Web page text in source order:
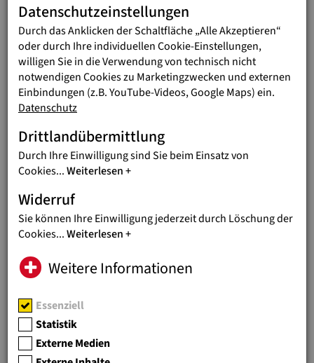
E-Mail-Adresse*
PLZ / Ort
Straße und Hausnummer
Ihre Nachricht
Ich habe die Datenschutzerklärung gelesen und
Anbei finden Sie unsere
Datenschutzeinstellungen
Durch das Anklicken der Schaltfläche „Alle Akzeptieren“
oder durch Ihre individuellen Cookie-Einstellungen,
willigen Sie in die Verwendung von technisch nicht
notwendigen Cookies zu Marketingzwecken und externen
Einbindungen (z.B. YouTube-Videos, Google Maps) ein.
Datenschutz
Drittlandübermittlung
Durch Ihre Einwilligung sind Sie beim Einsatz von
Cookies...Weiterlesen
Widerruf
Sie können Ihre Einwilligung jederzeit durch Löschung der
Cookies...Weiterlesen
Weitere Informationen
Essenziell
Statistik
Externe Medien